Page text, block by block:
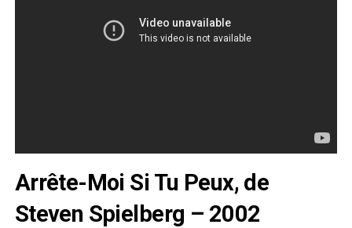
Arrête-Moi Si Tu Peux, de
Steven Spielberg – 2002